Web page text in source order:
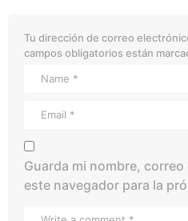
Tu dirección de correo
campos obligatorios están
Guarda mi nombre,
este navegador para la